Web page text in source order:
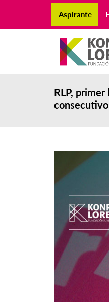
Aspirante
RLP,
consecutivo